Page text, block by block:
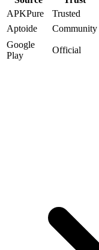
APKPure
Trusted
Aptoide
Community
Google
Play
Official